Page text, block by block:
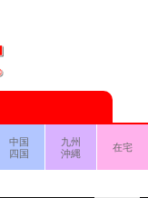
中国
四国
九州
沖縄
在宅